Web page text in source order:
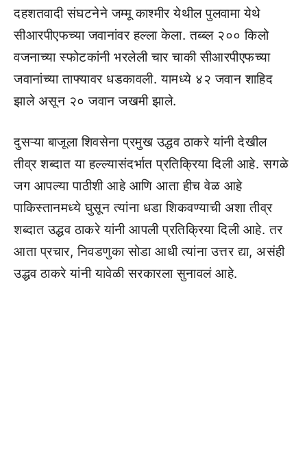
दहशतवादी संघटनेने जम्मू काश्मीर येथील पुलवामा येथे
सीआरपीएफच्या जवानांवर हल्ला केला. तब्ब्ल २०० किलो
वजनाच्या स्फोटकांनी भरलेली चार चाकी सीआरपीएफच्या
जवानांच्या ताफ्यावर धडकावली. यामध्ये ४२ जवान शाहिद
झाले असून २० जवान जखमी झाले.
दुसऱ्या बाजूला शिवसेना प्रमुख उद्धव ठाकरे यांनी देखील
तीव्र शब्दात या हल्ल्यासंदर्भात प्रतिक्रिया दिली आहे. सगळे
जग आपल्या पाठीशी आहे आणि आता हीच वेळ आहे
पाकिस्तानमध्ये घुसून त्यांना धडा शिकवण्याची अशा तीव्र
शब्दात उद्धव ठाकरे यांनी आपली प्रतिक्रिया दिली आहे. तर
आता प्रचार, निवडणुका सोडा आधी त्यांना उत्तर द्या, असंही
उद्धव ठाकरे यांनी यावेळी सरकारला सुनावलं आहे.